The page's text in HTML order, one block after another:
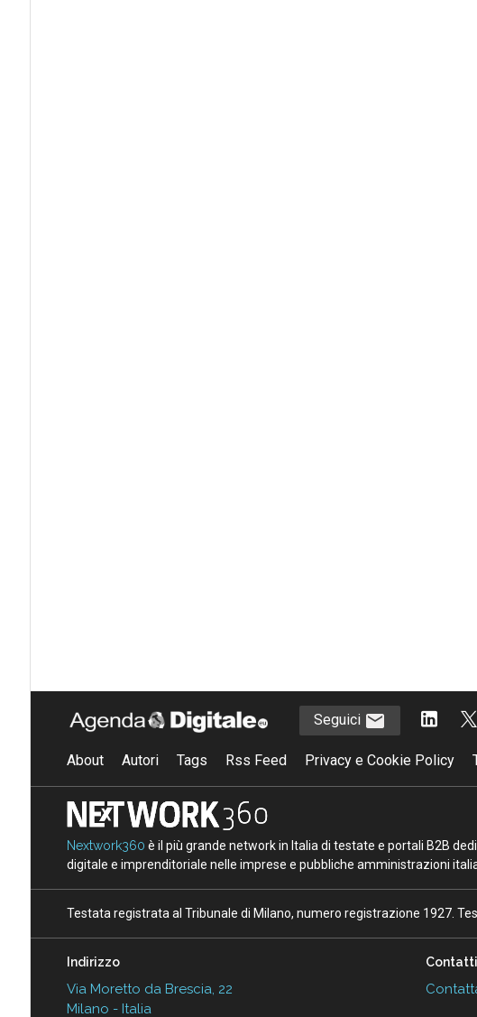
Seguici
About Autori Tags Rss Feed Privacy e Cookie Policy
Nextwork360 è il più grande network in Italia di testate e portali B2B
digitale e imprenditoriale nelle imprese e pubbliche amministrazioni
Testata registrata al Tribunale di Milano, numero registrazione 1927.
Indirizzo
Via Moretto da Brescia, 22
Milano - Italia
Contatti